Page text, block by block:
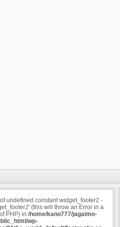
undefined constant widget_footer2 -
(this will throw an Error in a
PHP) in/home/kano777/jagaimo-
wp-